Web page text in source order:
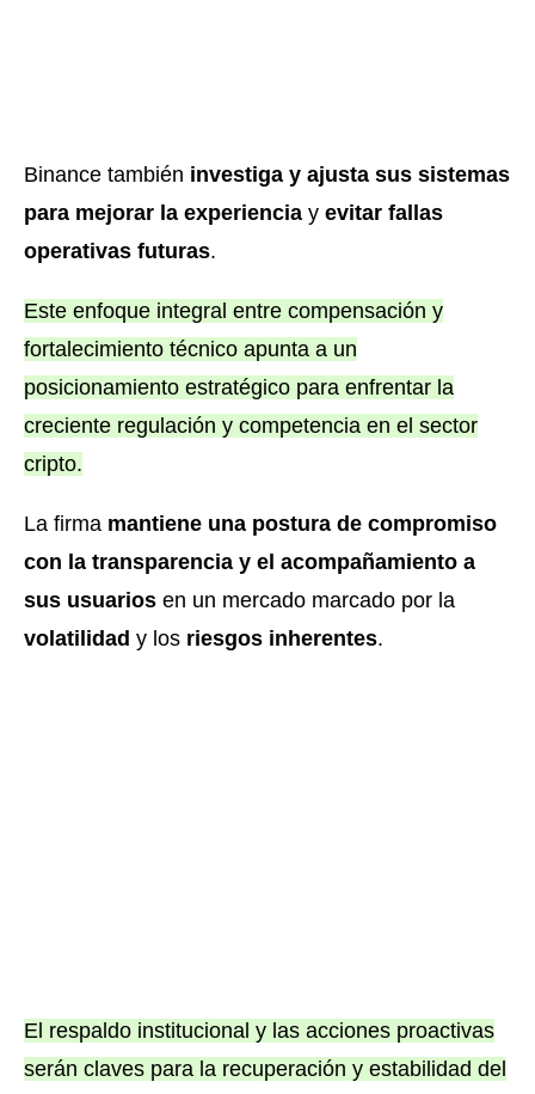
Binance también investiga y ajusta sus sistemas
para mejorar la experiencia y evitar fallas
operativas futuras.
Este enfoque integral entre compensación y
fortalecimiento técnico apunta a un
posicionamiento estratégico para enfrentar la
creciente regulación y competencia en el sector
cripto.
La firma mantiene una postura de compromiso
con la transparencia y el acompañamiento a
sus usuarios en un mercado marcado por la
volatilidad y los riesgos inherentes.
El respaldo institucional y las acciones proactivas
serán claves para la recuperación y estabilidad del